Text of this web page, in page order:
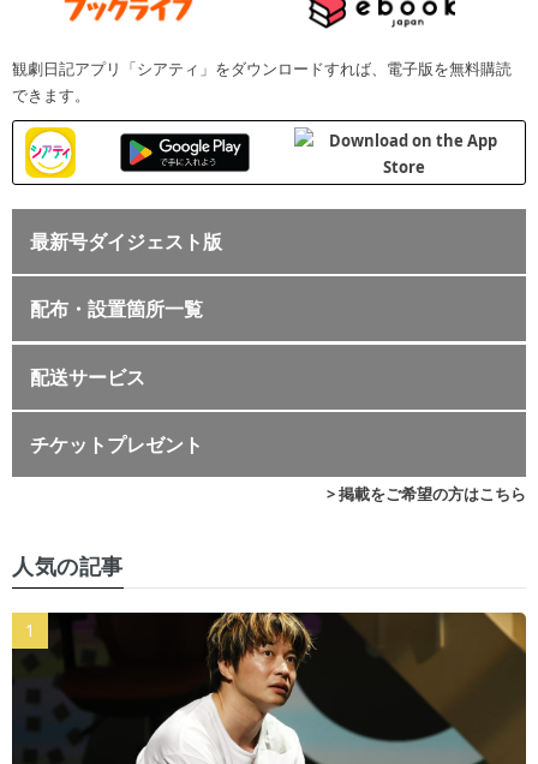
観劇日記アプリ「シアティ」をダウンロードすれば、電子版を無料購読
できます。
最新号ダイジェスト版
配布・設置箇所一覧
配送サービス
チケットプレゼント
> 掲載をご希望の方はこちら
人気の記事